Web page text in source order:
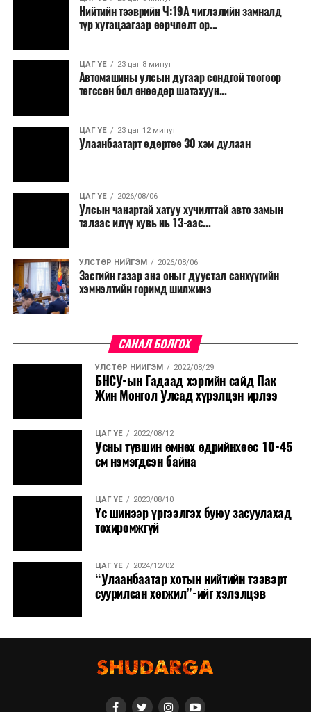
Нийтийн тээврийн Ч:19А чиглэлийн замналд
түр хугацаагаар өөрчлөлт ор...
ЦАГ ҮЕ 23 цаг 8 минут
Автомашины улсын дугаар сондгой тоогоор
төгссөн бол өнөөдөр шатахуун...
ЦАГ ҮЕ 23 цаг 12 минут
Улаанбаатарт өдөртөө 30 хэм дулаан
ЦАГ ҮЕ 2026/08/06
Улсын чанартай хатуу хучилттай авто замын
талаас илүү хувь нь 13-аас...
УЛСТӨР НИЙГЭМ 2026/08/06
Засгийн газар энэ оныг дуустал санхүүгийн
хэмнэлтийн горимд шилжинэ
САНАЛ БОЛГОХ
УЛСТӨР НИЙГЭМ 2022/08/29
БНСУ-ын Гадаад хэргийн сайд Пак
Жин Монгол Улсад хүрэлцэн ирлээ
ЦАГ ҮЕ 2022/08/12
Усны түвшин өмнөх өдрийнхөөс 10-45
см нэмэгдсэн байна
ЦАГ ҮЕ 2023/08/10
Үс шинээр үргээлгэх буюу засуулахад
тохиромжгүй
ЦАГ ҮЕ 2024/12/02
“Улаанбаатар хотын нийтийн тээвэрт
суурилсан хөгжил”-ийг хэлэлцэв